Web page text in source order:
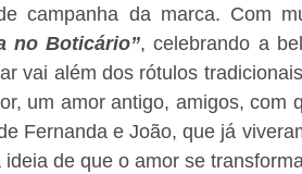
campanha da marca. Com
no Boticário”, celebrando a
vai além dos rótulos
um amor antigo, amigos, com
Fernanda e João, que já
ideia de que o amor se